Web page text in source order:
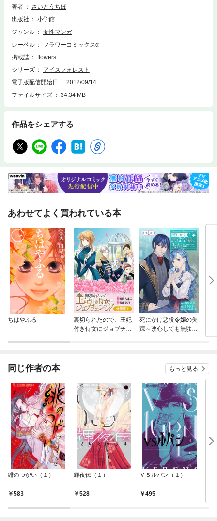
ー代理として現れたのは、思わぬ人物で――！？
著者
さいとうちほ
出版社
小学館
ジャンル
女性マンガ
レーベル
フラワーコミックスα
掲載誌
flowers
シリーズ
アイスフォレスト
電子版配信開始日
2012/09/14
ファイルサイズ
34.34 MB
作品をシェアする
あわせてよく買われている本
ちはやふる
裏切られたので、王妃
付き侍女にジョブチェ
死にかけ悪役令嬢の失
踪～改心しても無駄だ
傷
同じ作者の本 もっと見る
緋のつがい（１）
583
輝夜伝（１）
528
ＶＳルパン（１）
495
星